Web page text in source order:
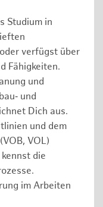
Studium in
verfügst über
Fähigkeiten.
und
und
Dich aus.
und dem
VOL)
die
im Arbeiten